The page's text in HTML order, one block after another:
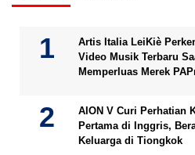
Artis Italia LeiKiè
Video Musik Terbaru
Memperluas Merek
AION V Curi Perhatian
Pertama di Inggris,
Keluarga di Tiongkok